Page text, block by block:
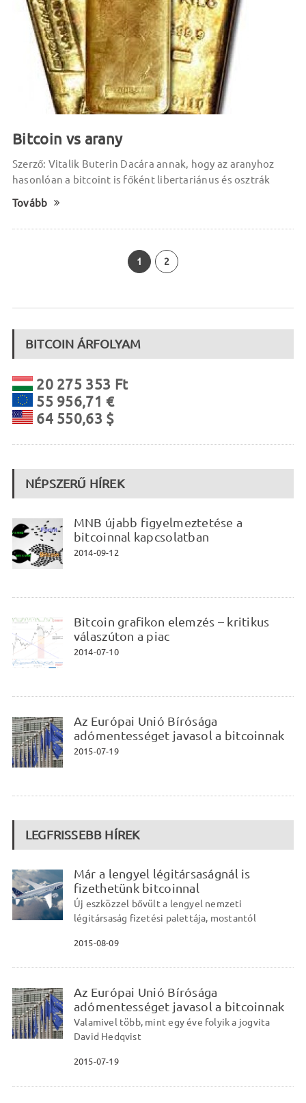
Bitcoin vs arany
Szerző: Vitalik Buterin Dacára annak, hogy az aranyhoz
hasonlóan a bitcoint is főként libertariánus és osztrák
Tovább
1 2
BITCOIN ÁRFOLYAM
20 275 353 Ft
55 956,71 €
64 550,63 $
NÉPSZERŰ HÍREK
MNB újabb figyelmeztetése a
bitcoinnal kapcsolatban
2014-09-12
Bitcoin grafikon elemzés – kritikus
válaszúton a piac
2014-07-10
Az Európai Unió Bírósága
adómentességet javasol a bitcoinnak
2015-07-19
LEGFRISSEBB HÍREK
Már a lengyel légitársaságnál is
fizethetünk bitcoinnal
Új eszközzel bővült a lengyel nemzeti
légitársaság fizetési palettája, mostantól
2015-08-09
Az Európai Unió Bírósága
adómentességet javasol a bitcoinnak
Valamivel több, mint egy éve folyik a jogvita
David Hedqvist
2015-07-19